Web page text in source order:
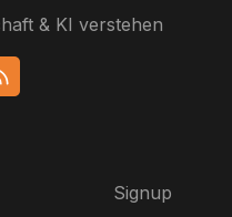
& KI verstehen
Signup